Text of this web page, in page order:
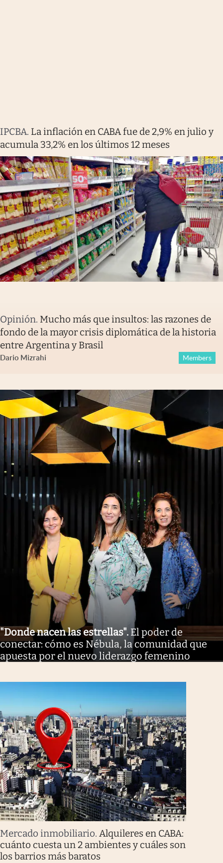
IPCBA. La inflación en CABA fue de 2,9% en julio y
acumula 33,2% en los últimos 12 meses
Opinión. Mucho más que insultos: las razones de
fondo de la mayor crisis diplomática de la historia
entre Argentina y Brasil
Dario Mizrahi Members
"Donde nacen las estrellas". El poder de
conectar: cómo es Nébula, la comunidad que
apuesta por el nuevo liderazgo femenino
Mercado inmobiliario. Alquileres en CABA:
cuánto cuesta un 2 ambientes y cuáles son
los barrios más baratos